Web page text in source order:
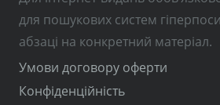
для пошукових систем
абзаці на конкретний матеріал.
Умови договору оферти
Конфіденційність